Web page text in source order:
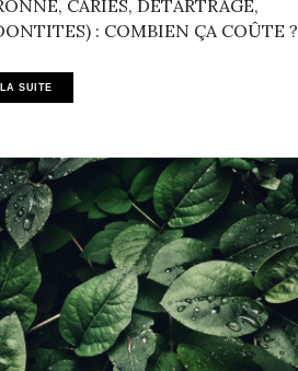
CARIES, DÉTARTRAGE,
: COMBIEN ÇA COÛTE ?
LA SUITE